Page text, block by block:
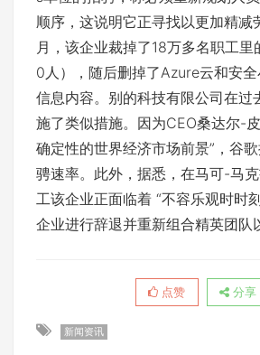
顺序，这说明它正寻找以更加精减
月，该企业裁掉了18万多名职工里
0人），随后删掉了Azure云和安
信息内容。别的科技有限公司在过
施了类似措施。因为CEO桑达尔-
确定性的世界经济市场前景”，谷
骋速率。此外，据悉，在马可-马
工该企业正面临着 “不容乐观时时
企业进行辞退并重新组合精英团队
点赞 分享
新闻资讯